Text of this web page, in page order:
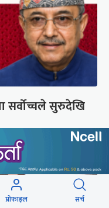
सर्वोच्चले सुरुदेखि
प्रोफाइल सर्च